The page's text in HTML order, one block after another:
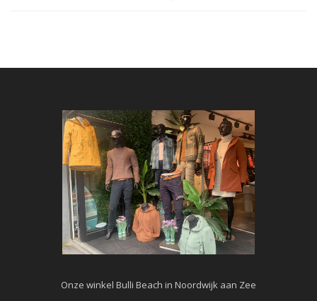
Onze winkel Bulli Beach in Noordwijk aan Zee